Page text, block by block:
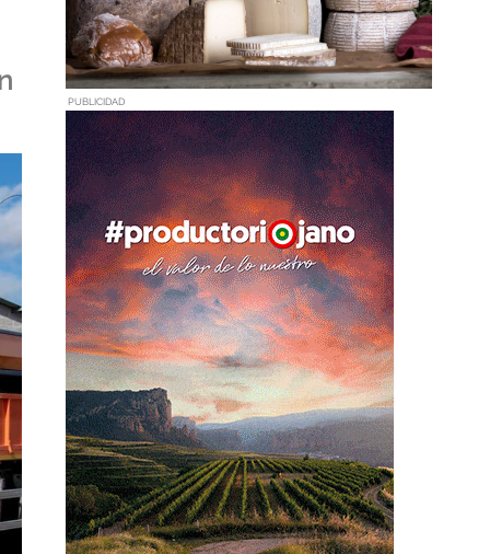
PUBLICIDAD